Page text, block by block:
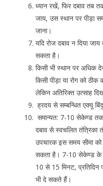
ध्यान रखें, फिर दबाव तब
जाय, उस स्थान पर पीड़ा
जाना।
यदि रोज दबाव न दिया
सकता है।
किसी भी स्थान पर अधिक
किसी पीड़ा या रोग को
लेकिन अतिरिक्त उत्साह
ह्रदय से सम्बन्धित एक्यू
समान्यत: 7-10 सेकेण्ड तक
दबाव से स्वचलित तंत्रिका
उपचारक इस समय सीमा
सकता है। 7-10 सेकेण्ड के
10 से 15 मिनट, प्रतिदिन
भी दे सकते हैं।